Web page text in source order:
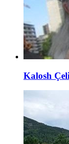
Kalosh